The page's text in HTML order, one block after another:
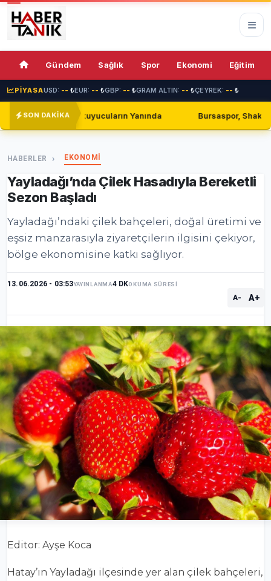
Gündem Sağlık Spor Ekonomi Eğitim
PİYASAUSD: -- ₺EUR: -- ₺GBP: -- ₺GRAM ALTIN: -- ₺ÇEYREK: -- ₺
SON DAKİKABursaspor, Shakhtar Donetsk ile Golsüz Berabere
67%
HABERLER EKONOMİ
Yayladağı’nda Çilek Hasadıyla Bereketli
Sezon Başladı
Yayladağı’ndaki çilek bahçeleri, doğal üretimi ve
eşsiz manzarasıyla ziyaretçilerin ilgisini çekiyor,
bölge ekonomisine katkı sağlıyor.
13.06.2026 - 03:53YAYINLANMA4 DKOKUMA SÜRESİ
A- A+
Editor: Ayşe Koca
Hatay’ın Yayladağı ilçesinde yer alan çilek bahçeleri,